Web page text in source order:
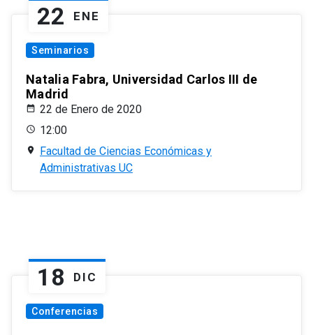
22 ENE
Seminarios
Natalia Fabra, Universidad Carlos III de
Madrid
22 de Enero de 2020
12:00
Facultad de Ciencias Económicas y
Administrativas UC
18 DIC
Conferencias